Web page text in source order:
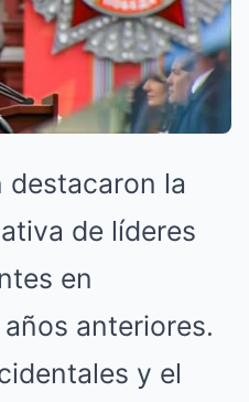
destacaron la
de líderes
en
anteriores.
y el